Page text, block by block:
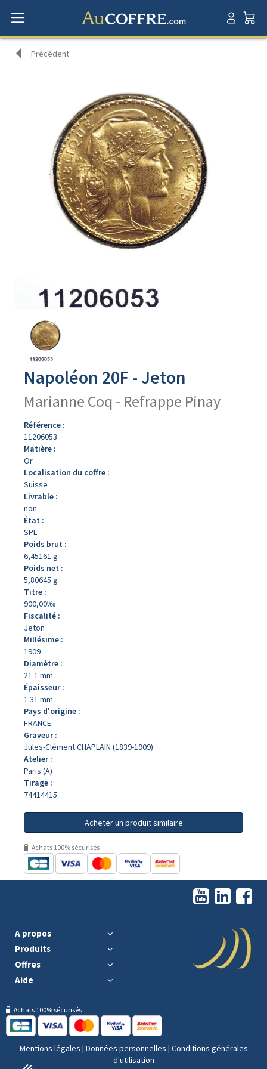
Précédent
produit
Napoléon 20F - Jeton
Marianne Coq - Refrappe Pinay
Référence :
11206053
Matière :
Or
Localisation du coffre :
Suisse
Livrable :
non
État :
SPL
Poids brut :
6,45161 g
Poids net :
5,80645 g
Titre :
900,00‰
Fiscalité :
Jeton
Millésime :
1909
Diamètre :
21.1 mm
Épaisseur :
1.31 mm
Pays d'origine :
FRANCE
Graveur :
Jules-Clément CHAPLAIN (1839-1909)
Atelier :
Paris (A)
Tirage :
74414415
Acheter un produit similaire
Achats 100% sécurisés
A propos
Produits
Offres
Aide
Achats 100% sécurisés
Mentions légales | Données personnelles | Conditions générales
d'utilisation